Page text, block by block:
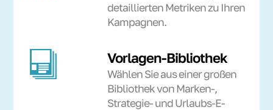
detaillierten Metriken zu Ihren
Kampagnen.
Vorlagen-Bibliothek
Wählen Sie aus einer großen
Bibliothek von Marken-,
Strategie- und Urlaubs-E-